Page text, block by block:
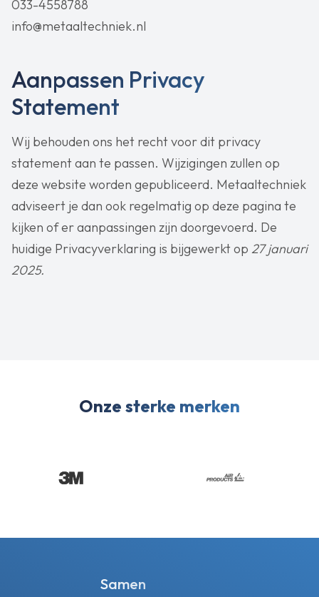
033-4558788
info@metaaltechniek.nl
Aanpassen Privacy
Statement
Wij behouden ons het recht voor dit privacy
statement aan te passen. Wijzigingen zullen op
deze website worden gepubliceerd. Metaaltechniek
adviseert je dan ook regelmatig op deze pagina te
kijken of er aanpassingen zijn doorgevoerd. De
huidige Privacyverklaring is bijgewerkt op 27 januari
2025.
Onze sterke merken
Samen